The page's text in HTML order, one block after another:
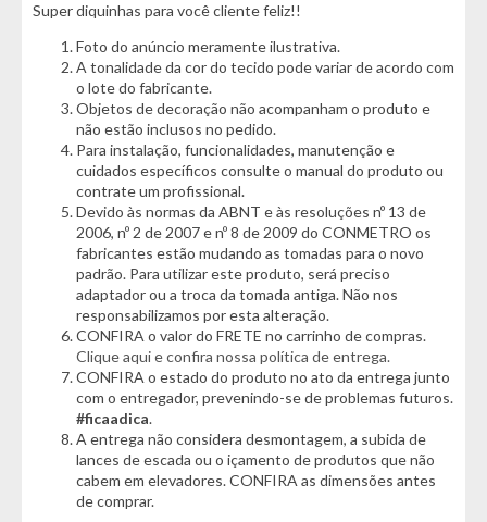
- Marca: Idealle
- Modelo: Atlas
- Tecido: Veludo
- Estrutura: Madeira 100% Eucalipto Reflorestado
- Grafite
Características do Produto:
- Pillow de 16cm
- Almofadas compostas por fibras 100% siliconadas
- Pés de madeira com acabamento em verniz acetinado
- Reclinável em 4 estágios, com um sistema de catraca
blindada de encaixe
- Percinta elástica fixada mecanicamente, assegurando maior
homogeneidade na elasticidade, com ótima sustentação
- Assento espuma D28 hiper soft com pillow 16cm, com
sistema de molas espirais que proporciona maior durabilidade
- Nas junções, são utilizados grampos e parafusos com porca
borboleta galvanizados, garantindo uma estrutura firme
Dimensões Sofá:
Super diquinhas para você cliente feliz!!
Foto do anúncio meramente ilustrativa.
A tonalidade da cor do tecido pode variar de acordo com
o lote do fabricante.
Objetos de decoração não acompanham o produto e
não estão inclusos no pedido.
Para instalação, funcionalidades, manutenção e
cuidados específicos consulte o manual do produto ou
contrate um profissional.
Devido às normas da ABNT e às resoluções nº 13 de
2006, nº 2 de 2007 e nº 8 de 2009 do CONMETRO os
fabricantes estão mudando as tomadas para o novo
padrão. Para utilizar este produto, será preciso
adaptador ou a troca da tomada antiga. Não nos
responsabilizamos por esta alteração.
CONFIRA o valor do FRETE no carrinho de compras.
Clique aqui e confira nossa política de entrega.
CONFIRA o estado do produto no ato da entrega junto
com o entregador, prevenindo-se de problemas futuros.
#ficaadica.
A entrega não considera desmontagem, a subida de
lances de escada ou o içamento de produtos que não
cabem em elevadores. CONFIRA as dimensões antes
de comprar.